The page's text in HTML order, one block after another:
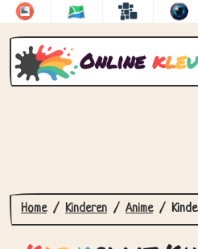
Online kleu
Kleurplaat
10